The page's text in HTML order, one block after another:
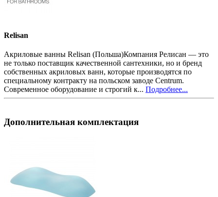
Relisan
Акриловые ванны Relisan (Польша)Компания Релисан — это
не только поставщик качественной сантехники, но и бренд
собственных акриловых ванн, которые производятся по
специальному контракту на польском заводе Centrum.
Современное оборудование и строгий к... Подробнее...
Дополнительная комплектация